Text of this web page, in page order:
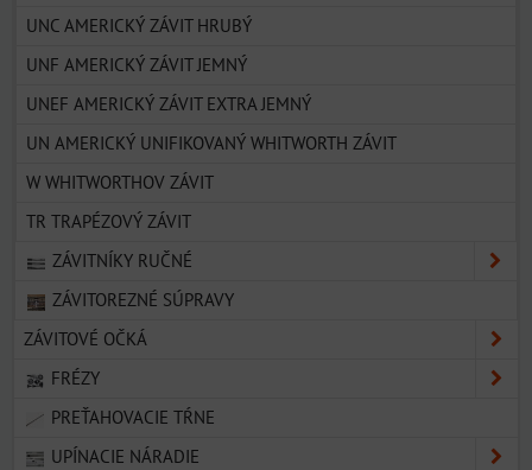
UNC AMERICKÝ ZÁVIT HRUBÝ
UNF AMERICKÝ ZÁVIT JEMNÝ
UNEF AMERICKÝ ZÁVIT EXTRA JEMNÝ
UN AMERICKÝ UNIFIKOVANÝ WHITWORTH ZÁVIT
W WHITWORTHOV ZÁVIT
TR TRAPÉZOVÝ ZÁVIT
ZÁVITNÍKY RUČNÉ
ZÁVITOREZNÉ SÚPRAVY
ZÁVITOVÉ OČKÁ
FRÉZY
PREŤAHOVACIE TŔNE
UPÍNACIE NÁRADIE